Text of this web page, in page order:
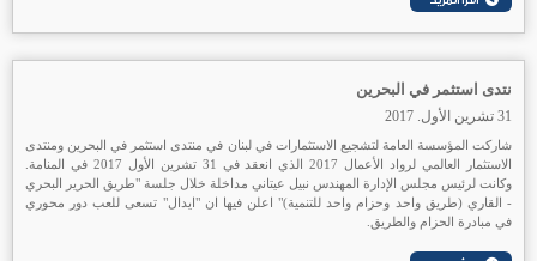
نتدى استثمر في البحرين
31 تشرين الأول. 2017
شاركت المؤسسة العامة لتشجيع الاستثمارات في لبنان في منتدى استثمر في البحرين ومنتدى
الاستثمار العالمي لرواد الأعمال 2017 الذي انعقد في 31 تشرين الأول 2017 في المنامة.
وكانت لرئيس مجلس الإدارة المهندس نبيل عيتاني مداخلة خلال جلسة "طريق الحرير البحري
- القاري (طريق واحد وحزام واحد للتنمية)" اعلن فيها ان "ايدال" تسعى للعب دور محوري
في مبادرة الحزام والطريق.